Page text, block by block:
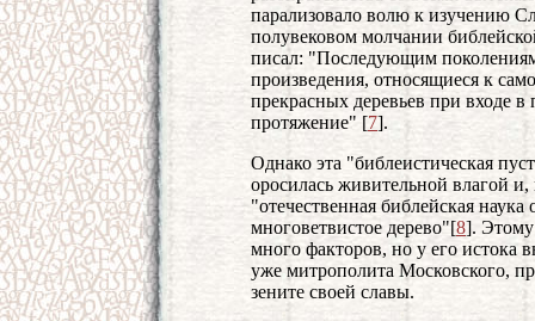
парализовало волю к изучению
полувековом молчании
писал: "Последующим поколениям
произведения, относящиеся к
прекрасных деревьев при входе
протяжение" [7].
Однако эта "библеистическая
оросилась живительной влагой
"отечественная библейская
многоветвистое дерево"[8]. Этому
много факторов, но у его истока
уже митрополита Московского,
зените своей славы.